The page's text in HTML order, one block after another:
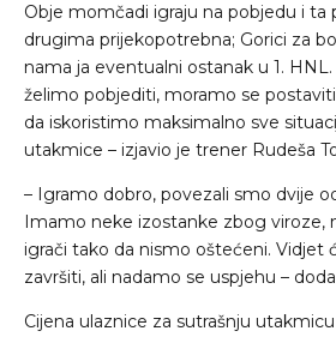
Obje momčadi igraju na pobjedu i ta
drugima prijekopotrebna; Gorici za
nama ja eventualni ostanak u 1.
želimo pobjediti, moramo se
da iskoristimo maksimalno sve
utakmice – izjavio je trener Rudeša
– Igramo dobro, povezali smo dvije
Imamo neke izostanke zbog viroze,
igrači tako da nismo oštećeni. Vidjet
završiti, ali nadamo se uspjehu –
Cijena ulaznice za sutrašnju